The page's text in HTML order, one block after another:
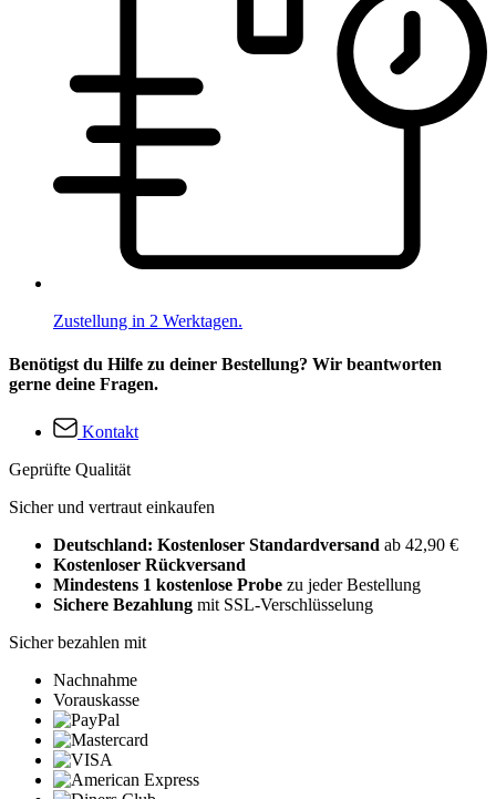
Zustellung in 2 Werktagen.
Benötigst du Hilfe zu deiner Bestellung? Wir beantworten
gerne deine Fragen.
Kontakt
Geprüfte Qualität
Sicher und vertraut einkaufen
Deutschland: Kostenloser Standardversand ab 42,90 €
Kostenloser Rückversand
Mindestens 1 kostenlose Probe zu jeder Bestellung
Sichere Bezahlung mit SSL-Verschlüsselung
Sicher bezahlen mit
Nachnahme
Vorauskasse